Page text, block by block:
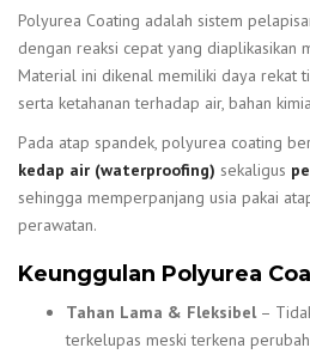
Polyurea Coating adalah sistem
dengan reaksi cepat yang diaplikasikan
Material ini dikenal memiliki daya rekat
serta ketahanan terhadap air, bahan
Pada atap spandek, polyurea coating
kedap air (waterproofing) sekaligus
sehingga memperpanjang usia pakai
perawatan.
Keunggulan Polyurea
Tahan Lama & Fleksibel–
terkelupas meski terkena